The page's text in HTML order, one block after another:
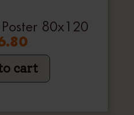
80x120
cart